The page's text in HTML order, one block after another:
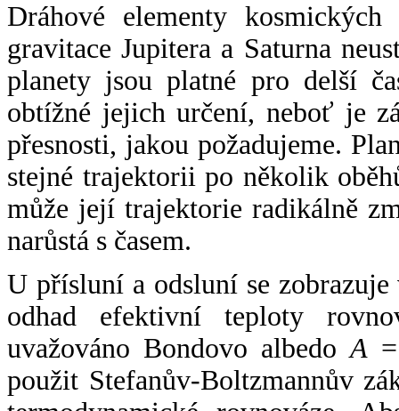
Dráhové elementy
gravitace Jupitera a Saturna
planety jsou platné pro delší
obtížné jejich určení, neboť je
přesnosti, jakou požadujeme.
stejné trajektorii po několik
může její trajektorie radikálně
narůstá s časem.
U přísluní a odsluní se
odhad efektivní teploty
uvažováno Bondovo albedoA
použit Stefanův-Boltzmannův